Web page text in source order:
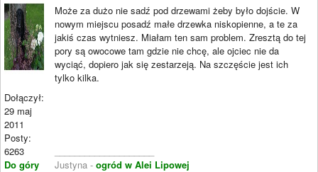
Dołączył:
29 maj
2011
Posty:
6263
Do góry
Może za dużo nie sadź pod drzewami żeby było dojście. W
nowym miejscu posadź małe drzewka niskopienne, a te za
jakiś czas wytniesz. Miałam ten sam problem. Zresztą do tej
pory są owocowe tam gdzie nie chcę, ale ojciec nie da
wyciąć, dopiero jak się zestarzeją. Na szczęście jest ich
tylko kilka.
Justyna - ogród w Alei Lipowej